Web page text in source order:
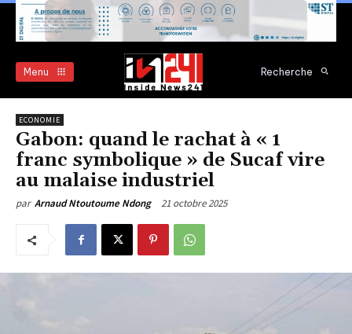
Menu Recherche
ECONOMIE
Gabon: quand le rachat à « 1
franc symbolique » de Sucaf vire
au malaise industriel
par Arnaud Ntoutoume Ndong 21 octobre 2025